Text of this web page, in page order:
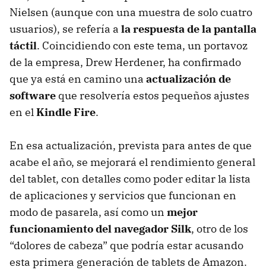
Nielsen (aunque con una muestra de solo cuatro
usuarios), se refería a la respuesta de la pantalla
táctil. Coincidiendo con este tema, un portavoz
de la empresa, Drew Herdener, ha confirmado
que ya está en camino una actualización de
software que resolvería estos pequeños ajustes
en elKindle Fire.
En esa actualización, prevista para antes de que
acabe el año, se mejorará el rendimiento general
del tablet, con detalles como poder editar la lista
de aplicaciones y servicios que funcionan en
modo de pasarela, así como un mejor
funcionamiento del navegador Silk, otro de los
“dolores de cabeza” que podría estar acusando
esta primera generación de tablets de Amazon.